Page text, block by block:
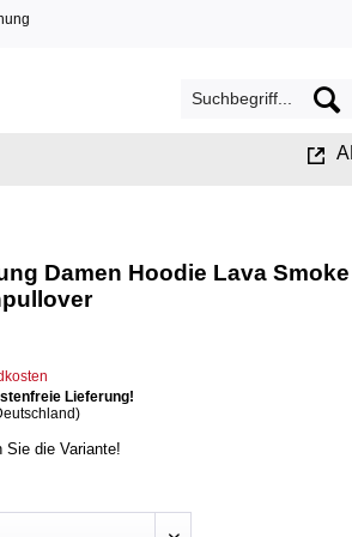
Damen Hoodie Lava Smoke
Lieferung!
Sie die Variante!